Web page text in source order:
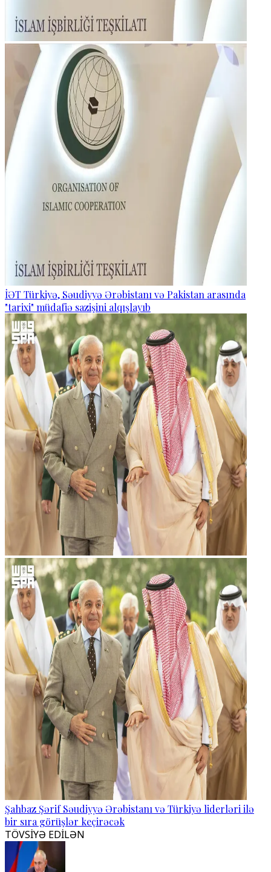
İƏT Türkiyə, Səudiyyə Ərəbistanı və Pakistan arasında
"tarixi" müdafiə sazişini alqışlayıb
Şahbaz Şərif Səudiyyə Ərəbistanı və Türkiyə liderləri ilə
bir sıra görüşlər keçirəcək
TÖVSİYƏ EDİLƏN